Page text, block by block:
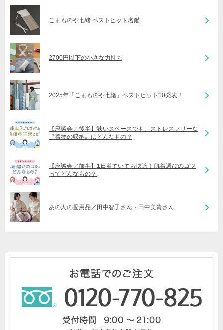
こまものや七緒 ベストヒット名鑑
2700円以下の小さな力持ち
2025年「こまものや七緒」ベストヒット10発表！
【座談会／後半】狭いスペースでも、ストレスフリーな
〝着物の収納〟はどんなもの？
【座談会／前半】1日着ていても快適！肌着選びのコツ
ってどんなもの？
あの人の愛用品／田中智子さん・田中美貴さん